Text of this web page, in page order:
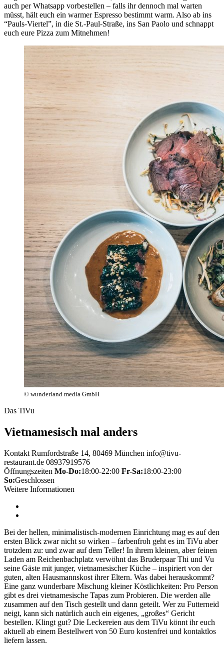
auch per Whatsapp vorbestellen – falls ihr dennoch mal warten
müsst, hält euch ein warmer Espresso bestimmt warm. Also ab ins
“Pauls-Viertel”, in die St.-Paul-Straße, ins San Paolo und schnappt
euch eure Pizza zum Mitnehmen!
© wunderland media GmbH
Das TiVu
Vietnamesisch mal anders
Kontakt Rumfordstraße 14, 80469 München info@tivu-
restaurant.de 08937919576
Öffnungszeiten Mo-Do:18:00-22:00 Fr-Sa:18:00-23:00
So:Geschlossen
Weitere Informationen
Bei der hellen, minimalistisch-modernen Einrichtung mag es auf den
ersten Blick zwar nicht so wirken – farbenfroh geht es im TiVu aber
trotzdem zu: und zwar auf dem Teller! In ihrem kleinen, aber feinen
Laden am Reichenbachplatz verwöhnt das Bruderpaar Thi und Vu
seine Gäste mit junger, vietnamesischer Küche – inspiriert von der
guten, alten Hausmannskost ihrer Eltern. Was dabei herauskommt?
Eine ganz wunderbare Mischung kleiner Köstlichkeiten: Pro Person
gibt es drei vietnamesische Tapas zum Probieren. Die werden alle
zusammen auf den Tisch gestellt und dann geteilt. Wer zu Futterneid
neigt, kann sich natürlich auch ein eigenes, „großes“ Gericht
bestellen. Klingt gut? Die Leckereien aus dem TiVu könnt ihr euch
aktuell ab einem Bestellwert von 50 Euro kostenfrei und kontaktlos
liefern lassen.